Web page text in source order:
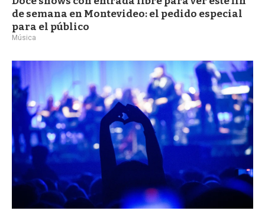
de semana en Montevideo: el pedido especial
para el público
Música